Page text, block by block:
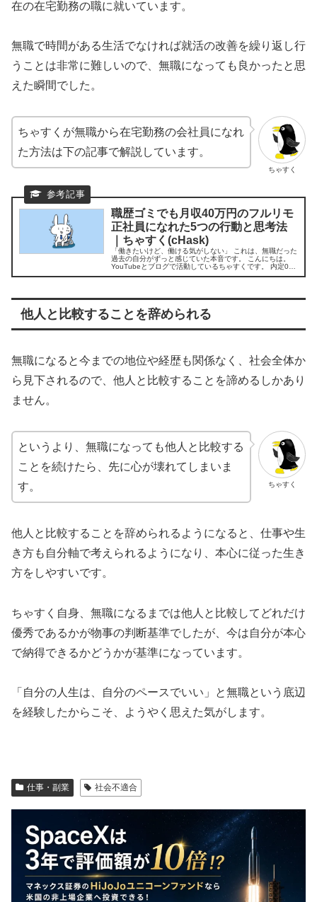
在の在宅勤務の職に就いています。
無職で時間がある生活でなければ就活の改善を繰り返し行
うことは非常に難しいので、無職になっても良かったと思
えた瞬間でした。
ちゃすく
ちゃすくが無職から在宅勤務の会社員になれ
た方法は下の記事で解説しています。
職歴ゴミでも月収40万円のフルリモ
正社員になれた5つの行動と思考法
｜ちゃすく(cHask)
「働きたいけど、働ける気がしない」 これは、無職だった
過去の自分がずっと感じていた本音です。 こんにちは。
YouTubeとブログで活動しているちゃすくです。 内定0で
他人と比較することを辞められる
無職になると今までの地位や経歴も関係なく、社会全体か
ら見下されるので、他人と比較することを諦めるしかあり
ません。
ちゃすく
というより、無職になっても他人と比較する
ことを続けたら、先に心が壊れてしまいま
す。
他人と比較することを辞められるようになると、仕事や生
き方も自分軸で考えられるようになり、本心に従った生き
方をしやすいです。
ちゃすく自身、無職になるまでは他人と比較してどれだけ
優秀であるかが物事の判断基準でしたが、今は自分が本心
で納得できるかどうかが基準になっています。
「自分の人生は、自分のペースでいい」と無職という底辺
を経験したからこそ、ようやく思えた気がします。
仕事・副業 社会不適合